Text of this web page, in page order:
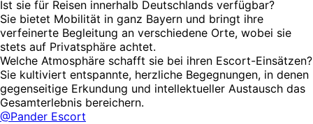
Ist sie für Reisen innerhalb Deutschlands verfügbar?
Sie bietet Mobilität in ganz Bayern und bringt ihre
verfeinerte Begleitung an verschiedene Orte, wobei sie
stets auf Privatsphäre achtet.
Welche Atmosphäre schafft sie bei ihren Escort-Einsätzen?
Sie kultiviert entspannte, herzliche Begegnungen, in denen
gegenseitige Erkundung und intellektueller Austausch das
Gesamterlebnis bereichern.
@Pander Escort